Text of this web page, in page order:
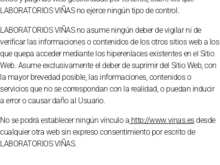
LABORATORIOS VIÑAS no ejerce ningún tipo de control.
LABORATORIOS VIÑAS no asume ningún deber de vigilar ni de
verificar las informaciones o contenidos de los otros sitios web a los
que quepa acceder mediante los hiperenlaces existentes en el Sitio
Web. Asume exclusivamente el deber de suprimir del Sitio Web, con
la mayor brevedad posible, las informaciones, contenidos o
servicios que no se correspondan con la realidad, o puedan inducir
a error o causar daño al Usuario.
No se podrá establecer ningún vínculo a http://www.vinas.esdesde
cualquier otra web sin expreso consentimiento por escrito de
LABORATORIOS VIÑAS.